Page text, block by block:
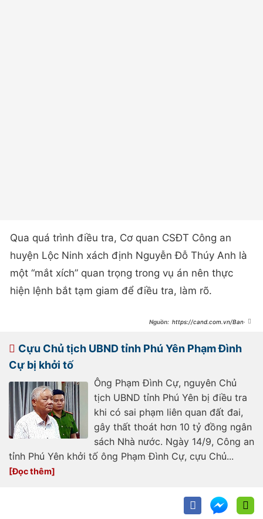
Qua quá trình điều tra, Cơ quan CSĐT Công an
huyện Lộc Ninh xách định Nguyễn Đỗ Thúy Anh là
một “mắt xích” quan trọng trong vụ án nên thực
hiện lệnh bắt tạm giam để điều tra, làm rõ.
https://cand.com.vn/Ban-
phuoc-i708623/
Cựu Chủ tịch UBND tỉnh Phú Yên Phạm Đình
Cự bị khởi tố
Ông Phạm Đình Cự, nguyên Chủ
tịch UBND tỉnh Phú Yên bị điều tra
khi có sai phạm liên quan đất đai,
gây thất thoát hơn 10 tỷ đồng ngân
sách Nhà nước. Ngày 14/9, Công an
tỉnh Phú Yên khởi tố ông Phạm Đình Cự, cựu Chủ...